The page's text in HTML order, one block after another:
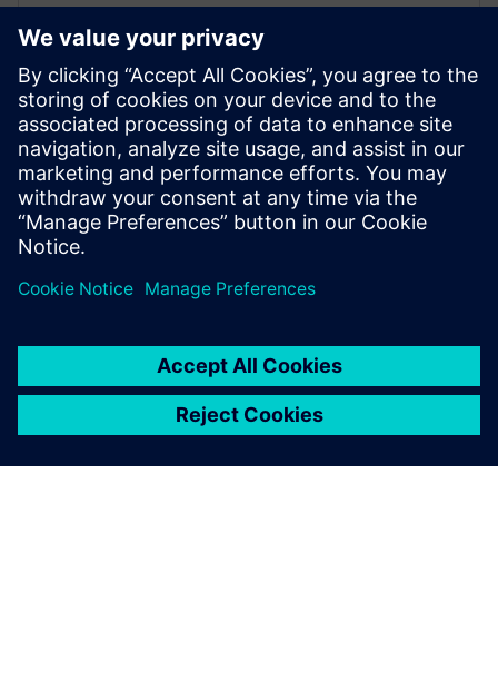
Specials
SIMATIC PCS neo readyness Analyse von SIMATIC PCS 7
Systemen - GMP Dokumentation, Validierung und
Abnahmetests - Cybersecurity System und
Schwachstellenanalyse - Virtuelle Systeminfrastruktur